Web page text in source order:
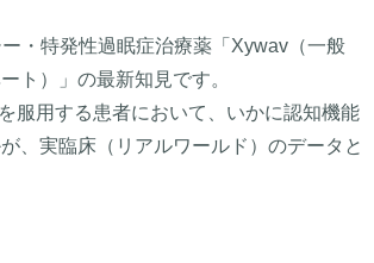
・特発性過眠症治療薬「Xywav（一般
ト）」の最新知見です。
服用する患者において、いかに認知機能
、実臨床（リアルワールド）のデータと